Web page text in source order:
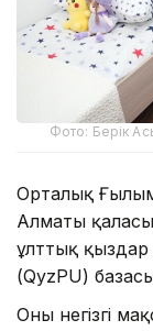
Фото: Берік
Орталық Ғылым
Алматы қаласы
ұлттық қыздар
(QyzPU)
Оның негізгі